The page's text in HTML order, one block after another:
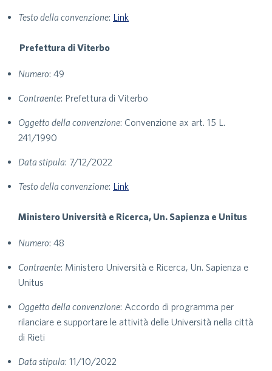
Testo della convenzione: Link
Prefettura di Viterbo
Numero: 49
Contraente: Prefettura di Viterbo
Oggetto della convenzione: Convenzione ax art. 15 L.
241/1990
Data stipula: 7/12/2022
Testo della convenzione: Link
Ministero Università e Ricerca, Un. Sapienza e Unitus
Numero: 48
Contraente: Ministero Università e Ricerca, Un. Sapienza e
Unitus
Oggetto della convenzione: Accordo di programma per
rilanciare e supportare le attività delle Università nella città
di Rieti
Data stipula: 11/10/2022